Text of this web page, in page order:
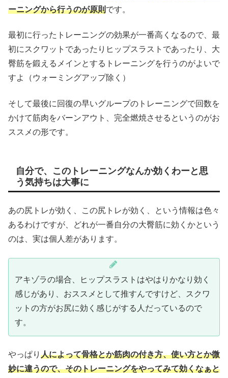
ーニングから行うのが原則です。
最初に行ったトレーニングの効果が一番高くなるので、最
初にスクワットであったりヒップスラストであったり、大
臀筋を鍛えるメインとするトレーニングを行うのがよいで
すよ（ウォーミングアップ除く）
そして最後に回復の早いグループのトレーニングで回数を
かけて筋肉をバーンアウト、完全燃焼させるというのがお
ススメの形です。
自分で、このトレーニングなんか効くわーと思
う気持ちは大事に
あの尻トレが効く、この尻トレが効く、という情報は色々
あるわけですが、どれが一番自分の大臀筋に効くかという
のは、実は個人差があります。
アキゾラの場合、ヒップスラストはやはりかなり効く
感じがあり、おススメとして推すんですけど、スクワ
ットの方がお尻に効く感じがする人だっているので
す。
やっぱり 人によって骨格とか筋肉の付き方、使い方とか微
妙に違うので、そのトレーニングをやってみて効くなぁと